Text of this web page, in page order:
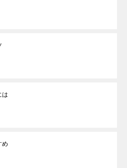
は
め